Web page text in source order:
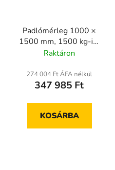
Padlómérleg 1000 ×
1500 mm, 1500 kg-ig,
hitelesített
Raktáron
274 004 Ft ÁFA nélkül
347 985 Ft
KOSÁRBA